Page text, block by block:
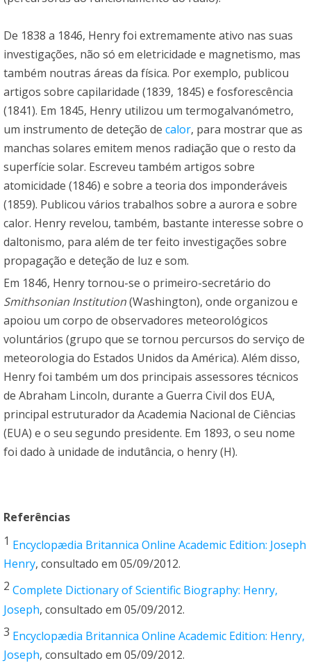
De 1838 a 1846, Henry foi extremamente ativo nas suas
investigações, não só em eletricidade e magnetismo, mas
também noutras áreas da física. Por exemplo, publicou
artigos sobre capilaridade (1839, 1845) e fosforescência
(1841). Em 1845, Henry utilizou um termogalvanómetro,
um instrumento de deteção de calor, para mostrar que as
manchas solares emitem menos radiação que o resto da
superfície solar. Escreveu também artigos sobre
atomicidade (1846) e sobre a teoria dos imponderáveis
(1859). Publicou vários trabalhos sobre a aurora e sobre
calor. Henry revelou, também, bastante interesse sobre o
daltonismo, para além de ter feito investigações sobre
propagação e deteção de luz e som.
Em 1846, Henry tornou-se o primeiro-secretário do
Smithsonian Institution(Washington), onde organizou e
apoiou um corpo de observadores meteorológicos
voluntários (grupo que se tornou percursos do serviço de
meteorologia do Estados Unidos da América). Além disso,
Henry foi também um dos principais assessores técnicos
de Abraham Lincoln, durante a Guerra Civil dos EUA,
principal estruturador da Academia Nacional de Ciências
(EUA) e o seu segundo presidente. Em 1893, o seu nome
foi dado à unidade de indutância, o henry (H).
Referências
1 Encyclopædia Britannica Online Academic Edition: Joseph
Henry, consultado em 05/09/2012.
2 Complete Dictionary of Scientific Biography: Henry,
Joseph, consultado em 05/09/2012.
3 Encyclopædia Britannica Online Academic Edition: Henry,
Joseph, consultado em 05/09/2012.